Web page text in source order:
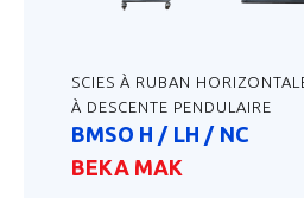
SCIES À RUBAN
À DESCENTE PENDULAIRE
BMSO H / LH / NC
BEKA MAK